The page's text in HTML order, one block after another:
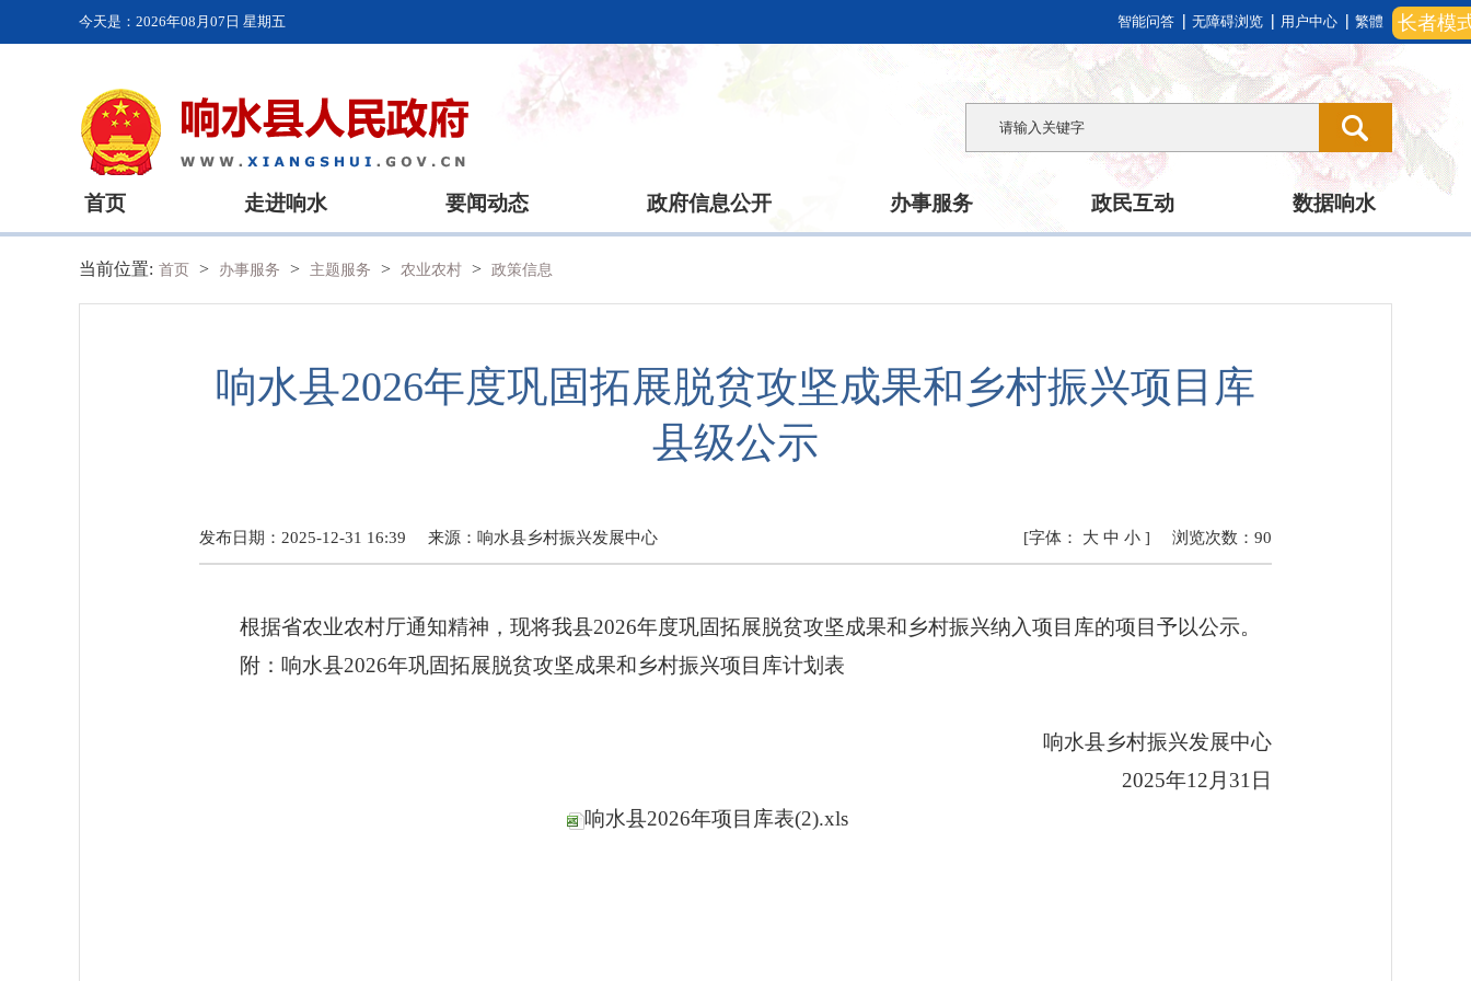
长者模
今天是： 2026年08月07日 星期五 智能问答 无障碍浏览 用户中心 繁體
首页 走进响水 要闻动态 政府信息公开 办事服务 政民互动 数据响水
当前位置: 首页 > 办事服务 > 主题服务 > 农业农村 > 政策信息
响水县2026年度巩固拓展脱贫攻坚成果和乡村振兴项目库
县级公示
发布日期：2025-12-31 16:39 来源： 响水县乡村振兴发展中心 浏览次数： 90
[字体： 大 中 小 ]
根据省农业农村厅通知精神，现将我县2026年度巩固拓展脱贫攻坚成果和乡村振兴纳入项目 库的项目予以公示。
附：响水县2026年巩固拓展脱贫攻坚成果和乡村振兴项目库计划表
响水县乡村振兴发展中心
2025年12 月 31 日
响水县2026年项目库表(2).xls